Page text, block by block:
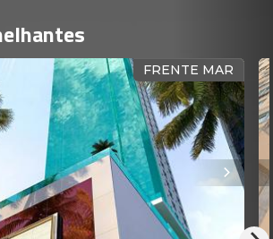
FRENTE MAR